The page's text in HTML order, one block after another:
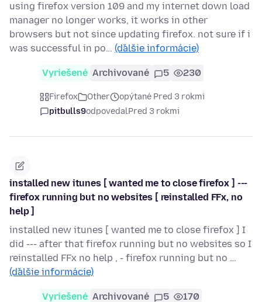
using firefox version 109 and my internet down load
manager no longer works, it works in other
browsers but not since updating firefox. not sure if i
was successful in po… (ďalšie informácie)
Vyriešené Archivované 5 230
Firefox Other
opýtané Pred 3 rokmi
pitbulls9odpovedalPred 3 rokmi
installed new itunes [ wanted me to close firefox ] ---
firefox running but no websites [ reinstalled FFx, no
help ]
installed new itunes [ wanted me to close firefox ] I
did --- after that firefox running but no websites so I
reinstalled FFx no help , - firefox running but no …
(ďalšie informácie)
Vyriešené Archivované 5 170